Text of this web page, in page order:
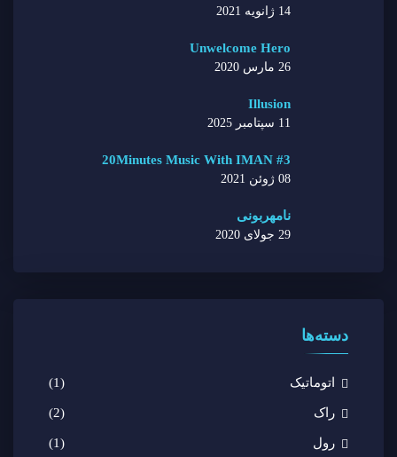
14 ژانویه 2021
Unwelcome Hero
26 مارس 2020
Illusion
11 سپتامبر 2025
20Minutes Music With IMAN #3
08 ژوئن 2021
نامهربونی
29 جولای 2020
دسته‌ها
اتوماتیک (1)
راک (2)
رول (1)